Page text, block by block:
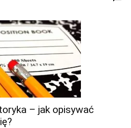
– jak opisywać